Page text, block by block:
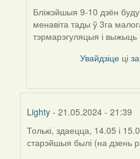
Бліжэйшыя 9-10 дзён
менавіта тады ў 3га
тэрмарэгуляцыя і выжыць
Увайдзіце ці
Lighty - 21.05.2024 - 21:39
In
reply
Толькі, здаецца, 14.05 і
старэйшыя былі (на дзень